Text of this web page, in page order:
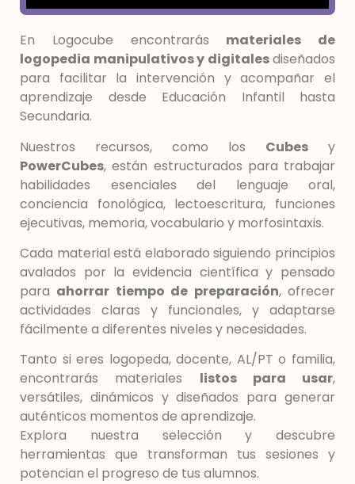
En Logocube encontrarás materiales de
logopedia manipulativos y digitalesdiseñados
para facilitar la intervención y acompañar el
aprendizaje desde Educación Infantil hasta
Secundaria.
Nuestros recursos, como los Cubes y
PowerCubes, están estructurados para trabajar
habilidades esenciales del lenguaje oral,
conciencia fonológica, lectoescritura, funciones
ejecutivas, memoria, vocabulario y morfosintaxis.
Cada material está elaborado siguiendo principios
avalados por la evidencia científica y pensado
para ahorrar tiempo de preparación, ofrecer
actividades claras y funcionales, y adaptarse
fácilmente a diferentes niveles y necesidades.
Tanto si eres logopeda, docente, AL/PT o familia,
encontrarás materiales listos para usar,
versátiles, dinámicos y diseñados para generar
auténticos momentos de aprendizaje.
Explora nuestra selección y descubre
herramientas que transforman tus sesiones y
potencian el progreso de tus alumnos.